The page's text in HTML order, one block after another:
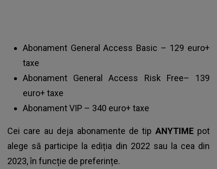
Abonament General Access Basic – 129 euro+
taxe
Abonament General Access Risk Free– 139
euro+ taxe
Abonament VIP – 340 euro+ taxe
Cei care au deja abonamente de tip ANYTIME pot
alege să participe la ediția din 2022 sau la cea din
2023, în funcție de preferințe.